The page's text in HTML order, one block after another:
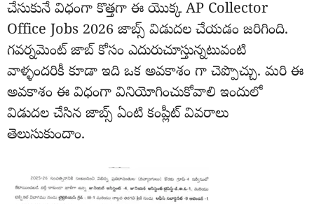
చేసుకునే విధంగా కొత్తగా ఈ యొక్క AP Collector
Office Jobs 2026 జాబ్స్ విడుదల చేయడం జరిగింది.
గవర్నమెంట్ జాబ్ కోసం ఎదురుచూస్తున్నటువంటి
వాళ్ళందరికీ కూడా ఇది ఒక అవకాశం గా చెప్పొచ్చు. మరి ఈ
అవకాశం ఈ విధంగా వినియోగించుకోవాలి ఇందులో
విడుదల చేసిన జాబ్స్ ఏంటి కంప్లీట్ వివరాలు
తెలుసుకుందాం.